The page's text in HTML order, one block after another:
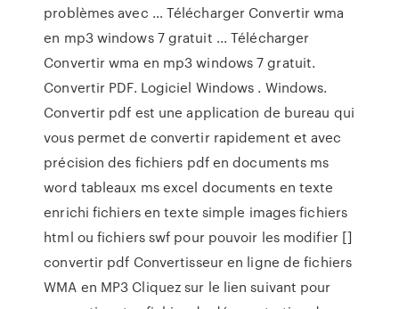
problèmes avec … Télécharger Convertir wma
en mp3 windows 7 gratuit ... Télécharger
Convertir wma en mp3 windows 7 gratuit.
Convertir PDF. Logiciel Windows . Windows.
Convertir pdf est une application de bureau qui
vous permet de convertir rapidement et avec
précision des fichiers pdf en documents ms
word tableaux ms excel documents en texte
enrichi fichiers en texte simple images fichiers
html ou fichiers swf pour pouvoir les modifier []
convertir pdf Convertisseur en ligne de fichiers
WMA en MP3 Cliquez sur le lien suivant pour